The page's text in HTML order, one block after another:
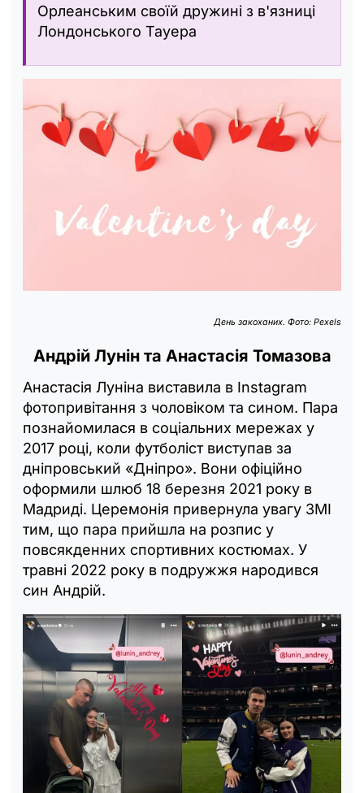
Орлеанським своїй дружині з в'язниці
Лондонського Тауера
День закоханих. Фото: Pexels
Андрій Лунін та Анастасія Томазова
Анастасія Луніна виставила в Instagram
фотопривітання з чоловіком та сином. Пара
познайомилася в соціальних мережах у
2017 році, коли футболіст виступав за
дніпровський «Дніпро». Вони офіційно
оформили шлюб 18 березня 2021 року в
Мадриді. Церемонія привернула увагу ЗМІ
тим, що пара прийшла на розпис у
повсякденних спортивних костюмах. У
травні 2022 року в подружжя народився
син Андрій.